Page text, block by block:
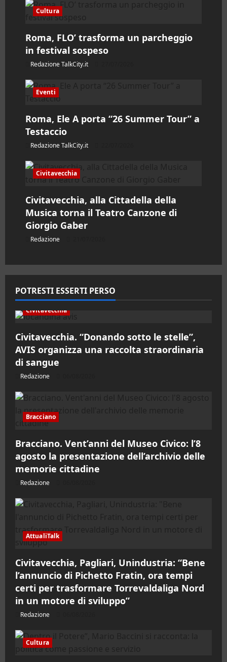
e
r
t
i
c
o
o
Cultura
Roma, FLO’ trasforma un parcheggio
in festival sospeso
Redazione TalkCity.it
Eventi
Roma, Ele A porta “26 Summer Tour” a
Testaccio
Redazione TalkCity.it
Civitavecchia
Civitavecchia, alla Cittadella della
Musica torna il Teatro Canzone di
Giorgio Gaber
Redazione
POTRESTI ESSERTI PERSO
Civitavecchia
Civitavecchia. “Donando sotto le stelle”,
AVIS organizza una raccolta straordinaria
di sangue
Redazione
Bracciano
Bracciano. Vent’anni del Museo Civico: l’8
agosto la presentazione dell’archivio delle
memorie cittadine
Redazione
AttualiTalk
Civitavecchia, Pagliari, Unindustria: “Bene
l’annuncio di Pichetto Fratin, ora tempi
certi per trasformare Torrevaldaliga Nord
in un motore di sviluppo”
Redazione
Cultura